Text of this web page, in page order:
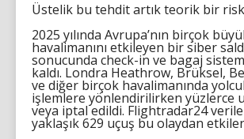
Üstelik bu tehdit artık teorik bir
2025 yılında Avrupa’nın birçok
havalimanını etkileyen bir siber
sonucunda check-in ve bagaj
kaldı. Londra Heathrow, Brüksel,
ve diğer birçok havalimanında
işlemlere yönlendirilirken yüzlerce
veya iptal edildi. Flightradar24
yaklaşık 629 uçuş bu olaydan